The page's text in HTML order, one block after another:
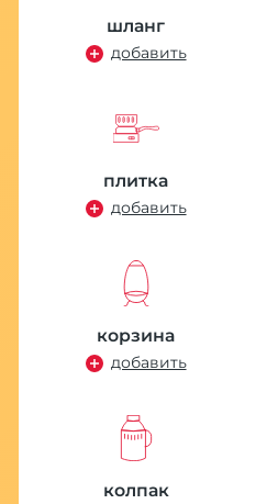
шланг
добавить
плитка
добавить
корзина
добавить
колпак